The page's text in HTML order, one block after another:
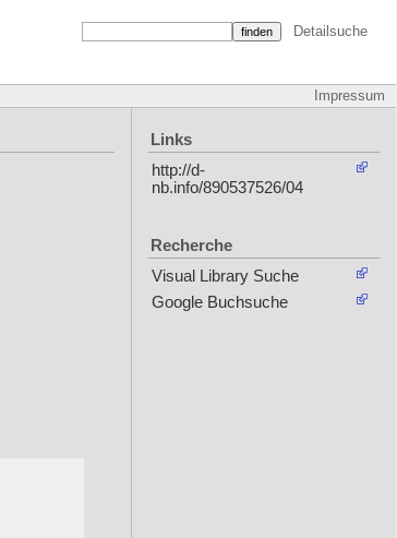
Detailsuche
Impressum
Links
http://d-
nb.info/890537526/04
Recherche
Visual Library Suche
Google Buchsuche